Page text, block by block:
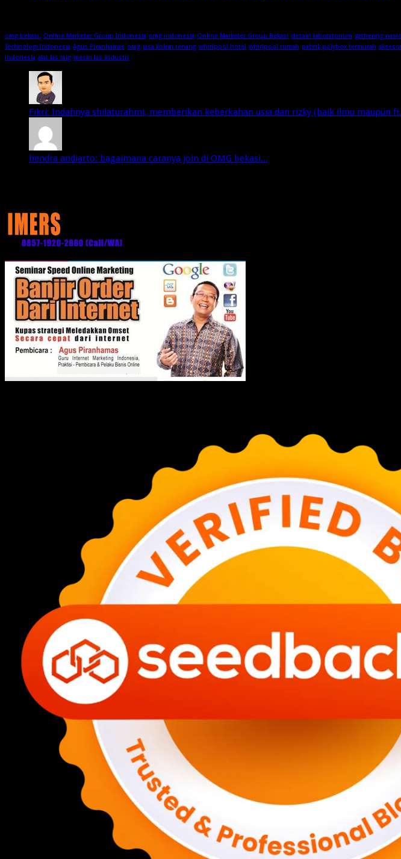
omg bekasi. Online Marketer Group Indonesia omg indonesia Online Marketer Group Bekasi desain laboratorium gathering
Technologi Indonesia Agus Piranhamas omg jasa kolam renang whirlpool hotel whirlpool rumah pabrik polybox termurah
indonesia alat las mig mesin las industri
Fikri: Indahnya shilaturahmi, memberikan keberkahan usia dan rizky (baik ilmu maupun
hendra andiarto: bagaimana caranya join di OMG bekasi...